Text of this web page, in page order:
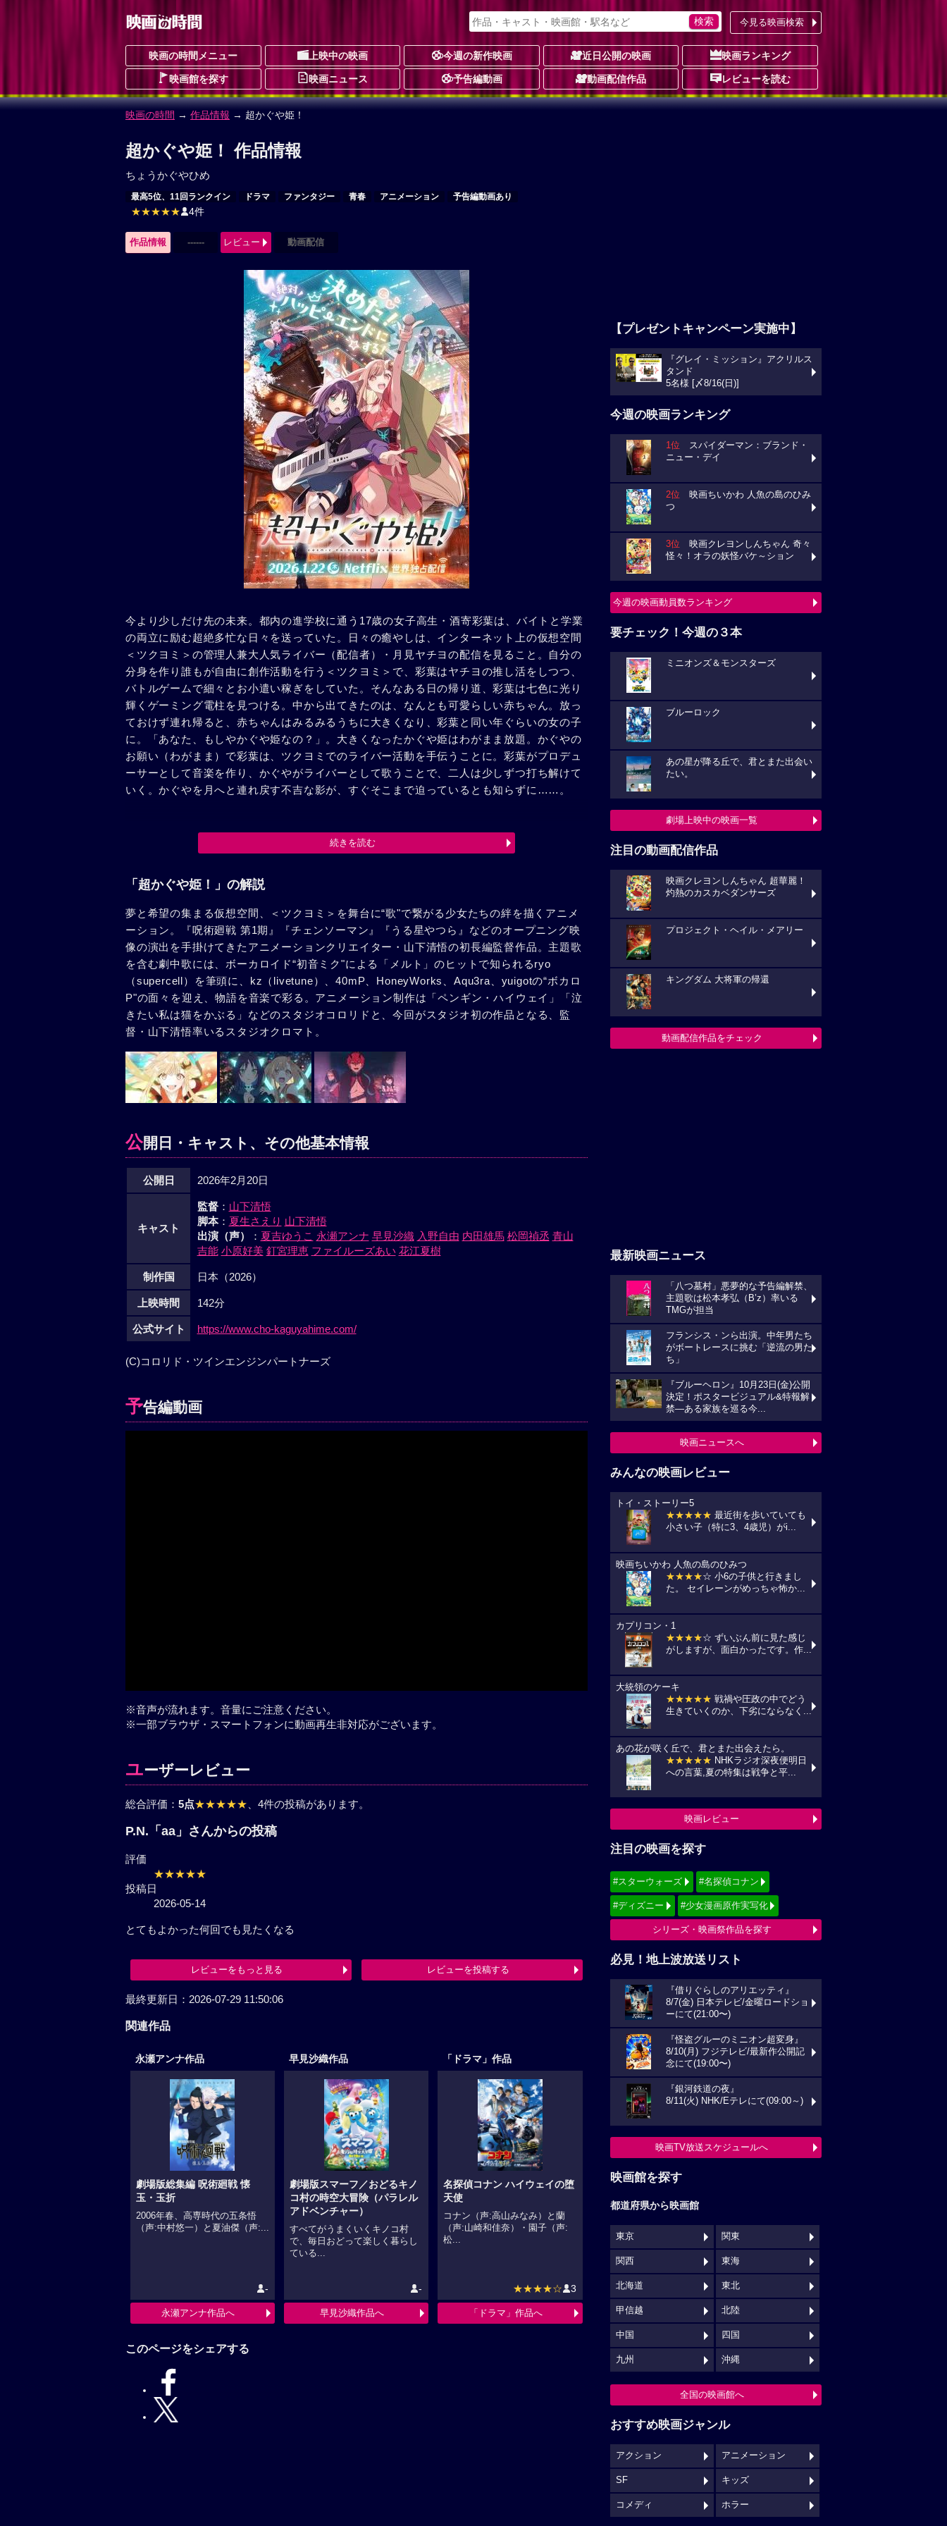
今見る映画検索
映画の時間メニュー 上映中の映画 今週の新作映画 近日公開の映画 映画ランキング
映画館を探す 映画ニュース 予告編動画 動画配信作品 レビューを読む
映画の時間 → 作品情報 → 超かぐや姫！
超かぐや姫！ 作品情報
ちょうかぐやひめ
最高5位、11回ランクイン ドラマ ファンタジー 青春 アニメーション 予告編動画あり
★★★★★ 4件
作品情報 ------ レビュー 動画配信
今より少しだけ先の未来。都内の進学校に通う17歳の女子高生・酒寄彩葉は、バイトと学業
の両立に励む超絶多忙な日々を送っていた。日々の癒やしは、インターネット上の仮想空間
＜ツクヨミ＞の管理人兼大人気ライバー（配信者）・月見ヤチヨの配信を見ること。自分の
分身を作り誰もが自由に創作活動を行う＜ツクヨミ＞で、彩葉はヤチヨの推し活をしつつ、
バトルゲームで細々とお小遣い稼ぎをしていた。そんなある日の帰り道、彩葉は七色に光り
輝くゲーミング電柱を見つける。中から出てきたのは、なんとも可愛らしい赤ちゃん。放っ
ておけず連れ帰ると、赤ちゃんはみるみるうちに大きくなり、彩葉と同い年ぐらいの女の子
に。「あなた、もしやかぐや姫なの？」。大きくなったかぐや姫はわがまま放題。かぐやの
お願い（わがまま）で彩葉は、ツクヨミでのライバー活動を手伝うことに。彩葉がプロデュ
ーサーとして音楽を作り、かぐやがライバーとして歌うことで、二人は少しずつ打ち解けて
いく。かぐやを月へと連れ戻す不吉な影が、すぐそこまで迫っているとも知らずに……。
続きを読む
「超かぐや姫！」の解説
夢と希望の集まる仮想空間、＜ツクヨミ＞を舞台に“歌"で繋がる少女たちの絆を描くアニメ
ーション。『呪術廻戦 第1期』『チェンソーマン』『うる星やつら』などのオープニング映
像の演出を手掛けてきたアニメーションクリエイター・山下清悟の初長編監督作品。主題歌
を含む劇中歌には、ボーカロイド“初音ミク"による「メルト」のヒットで知られるryo
（supercell）を筆頭に、kz（livetune）、40mP、HoneyWorks、Aqu3ra、yuigotの“ボカロ
P"の面々を迎え、物語を音楽で彩る。アニメーション制作は「ペンギン・ハイウェイ」「泣
きたい私は猫をかぶる」などのスタジオコロリドと、今回がスタジオ初の作品となる、監
督・山下清悟率いるスタジオクロマト。
公開日・キャスト、その他基本情報
公開日 2026年2月20日
キャスト
監督：山下清悟
脚本：夏生さえり 山下清悟
出演（声）
：夏吉ゆうこ 永瀬アンナ 早見沙織 入野自由 内田雄馬 松岡禎丞 青山
吉能 小原好美 釘宮理恵 ファイルーズあい 花江夏樹
制作国 日本（2026）
上映時間 142分
公式サイト https://www.cho-kaguyahime.com/
(C)コロリド・ツインエンジンパートナーズ
予告編動画
※音声が流れます。音量にご注意ください。
※一部ブラウザ・スマートフォンに動画再生非対応がございます。
ユーザーレビュー
総合評価： 5点★★★★★、4件の投稿があります。
評価
★★★★★
とてもよかった何回でも見たくなる
レビューをもっと見る レビューを投稿する
関連作品
永瀬アンナ作品
劇場版総集編 呪術廻戦 懐
玉・玉折
2006年春、高専時代の五条悟
（声:中村悠一）と夏油傑（声:...
永瀬アンナ作品へ
早見沙織作品
劇場版スマーフ／おどるキノ
コ村の時空大冒険（パラレル
アドベンチャー）
すべてがうまくいくキノコ村
で、毎日おどって楽しく暮らし
ている...
早見沙織作品へ
「ドラマ」作品
名探偵コナン ハイウェイの堕
天使
コナン（声:高山みなみ）と蘭
（声:山崎和佳奈）・園子（声:
松...
「ドラマ」作品へ
このページをシェアする
【プレゼントキャンペーン実施中】
『グレイ・ミッション』アクリルス
タンド
5名様 [〆8/16(日)]
今週の映画ランキング
1位 スパイダーマン：ブランド・
ニュー・デイ
2位 映画ちいかわ 人魚の島のひみ
つ
3位 映画クレヨンしんちゃん 奇々
怪々！オラの妖怪バケ～ション
今週の映画動員数ランキング
要チェック！今週の３本
ミニオンズ＆モンスターズ
ブルーロック
あの星が降る丘で、君とまた出会い
たい。
劇場上映中の映画一覧
注目の動画配信作品
映画クレヨンしんちゃん 超華麗！
灼熱のカスカベダンサーズ
プロジェクト・ヘイル・メアリー
キングダム 大将軍の帰還
動画配信作品をチェック
最新映画ニュース
「八つ墓村」悪夢的な予告編解禁、
主題歌は松本孝弘（B’z）率いる
TMGが担当
フランシス・ンら出演。中年男たち
がボートレースに挑む「逆流の男た
ち」
『ブルーヘロン』10月23日(金)公開
決定！ポスタービジュアル&特報解
禁―ある家族を巡る今...
映画ニュースへ
みんなの映画レビュー
トイ・ストーリー5
★★★★★ 最近街を歩いていても
小さい子（特に3、4歳児）がi...
映画ちいかわ 人魚の島のひみつ
★★★★☆ 小6の子供と行きまし
た。 セイレーンがめっちゃ怖か...
カプリコン・1
★★★★☆ ずいぶん前に見た感じ
がしますが、面白かったです。作...
大統領のケーキ
★★★★★ 戦禍や圧政の中でどう
生きていくのか、下劣にならなく...
あの花が咲く丘で、君とまた出会えたら。
★★★★★ NHKラジオ深夜便明日
への言葉,夏の特集は戦争と平...
映画レビュー
注目の映画を探す
#スターウォーズ #名探偵コナン
#ディズニー #少女漫画原作実写化
シリーズ・映画祭作品を探す
必見！地上波放送リスト
『借りぐらしのアリエッティ』
8/7(金) 日本テレビ/金曜ロードショ
ーにて(21:00〜)
『怪盗グルーのミニオン超変身』
8/10(月) フジテレビ/最新作公開記
念にて(19:00〜)
『銀河鉄道の夜』
8/11(火) NHK/Eテレにて(09:00～)
映画TV放送スケジュールへ
映画館を探す
都道府県から映画館
東京 関東
関西 東海
北海道 東北
甲信越 北陸
中国 四国
九州 沖縄
全国の映画館へ
おすすめ映画ジャンル
アクション アニメーション
SF キッズ
コメディ ホラー